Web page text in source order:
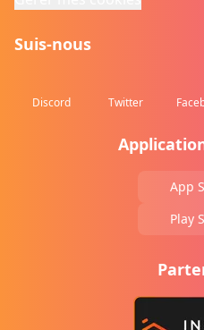
Suis-nous
Discord Twitter
App
Play